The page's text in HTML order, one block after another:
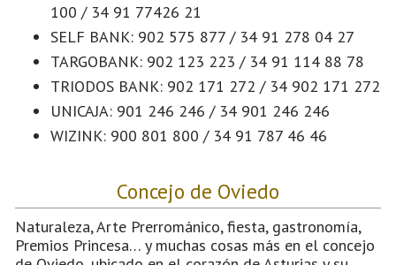
100 / 34 91 77426 21
SELF BANK: 902 575 877 / 34 91 278 04 27
TARGOBANK: 902 123 223 / 34 91 114 88 78
TRIODOS BANK: 902 171 272 / 34 902 171 272
UNICAJA: 901 246 246 / 34 901 246 246
WIZINK: 900 801 800 / 34 91 787 46 46
Concejo de Oviedo
Naturaleza, Arte Prerrománico, fiesta, gastronomía,
Premios Princesa… y muchas cosas más en el concejo